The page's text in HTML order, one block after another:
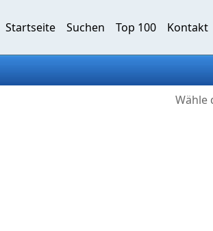
Startseite Suchen Top 100 Kontakt
Wähle